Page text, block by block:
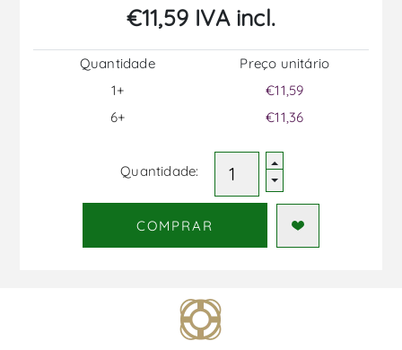
€11,59 IVA incl.
Quantidade
1+
6+
Preço unitário
€11,59
€11,36
Quantidade:
COMPRAR